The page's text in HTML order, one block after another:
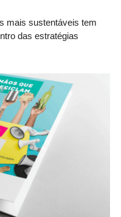
mais sustentáveis tem
das estratégias